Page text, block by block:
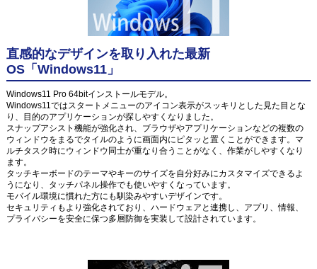
直感的なデザインを取り入れた最新
OS「Windows11」
Windows11 Pro 64bitインストールモデル。
Windows11ではスタートメニューのアイコン表示がスッキリとした見た目とな
り、目的のアプリケーションが探しやすくなりました。
スナップアシスト機能が強化され、ブラウザやアプリケーションなどの複数の
ウィンドウをまるでタイルのように画面内にピタッと置くことができます。マ
ルチタスク時にウィンドウ同士が重なり合うことがなく、作業がしやすくなり
ます。
タッチキーボードのテーマやキーのサイズを自分好みにカスタマイズできるよ
うになり、タッチパネル操作でも使いやすくなっています。
モバイル環境に慣れた方にも馴染みやすいデザインです。
セキュリティもより強化されており、ハードウェアと連携し、アプリ、情報、
プライバシーを安全に保つ多層防御を実装して設計されています。